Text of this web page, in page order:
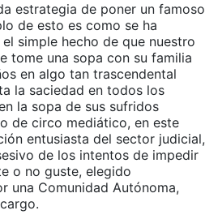
estrategia de poner un famoso
de esto es como se ha
simple hecho de que nuestro
tome una sopa con su familia
en algo tan trascendental
la saciedad en todos los
la sopa de sus sufridos
de circo mediático, en este
entusiasta del sector judicial,
de los intentos de impedir
o no guste, elegido
una Comunidad Autónoma,